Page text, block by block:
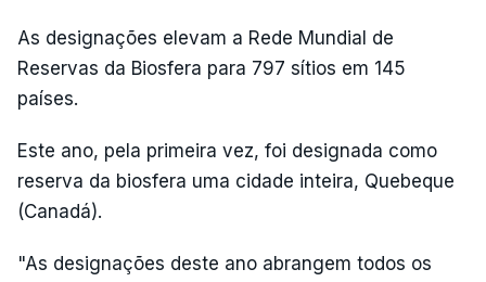
As designações elevam a Rede Mundial de
Reservas da Biosfera para 797 sítios em 145
países.
Este ano, pela primeira vez, foi designada como
reserva da biosfera uma cidade inteira, Quebeque
(Canadá).
"As designações deste ano abrangem todos os